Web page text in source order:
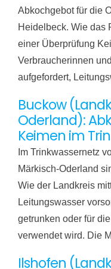
Abkochgebot für die
Heidelbeck. Wie das
einer Überprüfung
Verbraucherinnen
aufgefordert,
Buckow
Oderland):
Keimen im
Im Trinkwassernetz
Märkisch-Oderland
Wie der Landkreis
Leitungswasser
getrunken oder für
verwendet wird. Die
Ilshofen